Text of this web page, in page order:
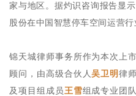
家与地区。据灼识咨询报告显
股份在中国智慧停车空间运营
锦天城律师事务所作为本次上
顾问，由高级合伙人吴卫明律
及项目组成员王雪组成专业团